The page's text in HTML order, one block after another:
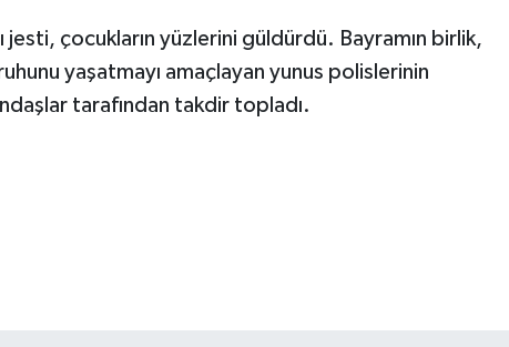
jesti, çocukların yüzlerini güldürdü. Bayramın birlik,
yaşatmayı amaçlayan yunus polislerinin
tarafından takdir topladı.